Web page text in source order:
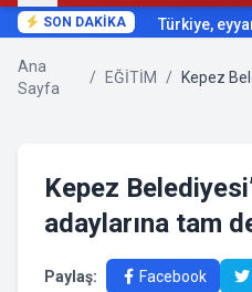
SON DAKİKA Türkiye,
Ana
Sayfa
/ EĞİTİM /
Kepez
adaylarına tam
Paylaş: Facebook